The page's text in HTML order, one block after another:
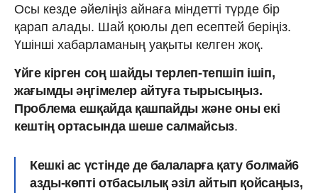
Осы кезде әйеліңіз айнаға міндетті түрде бір
қарап алады. Шай қоюлы деп есептей беріңіз.
Үшінші хабарламаның уақыты келген жоқ.
Үйге кірген соң шайды терлеп-тепшіп ішіп,
жағымды әңгімелер айтуға тырысыңыз.
Проблема ешқайда қашпайды және оны екі
кештің ортасында шеше салмайсыз.
Кешкі ас үстінде де балаларға қату болмай6
азды-көпті отбасылық әзіл айтып қойсаңыз,